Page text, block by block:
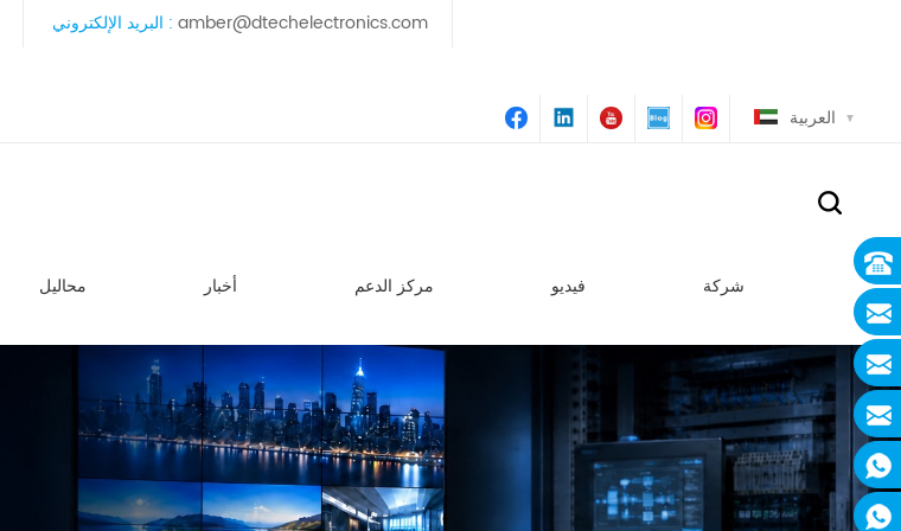
البريد الإلكتروني : amber@dtechelectronics.com
العربية
محاليل أخبار مركز الدعم فيديو شركة